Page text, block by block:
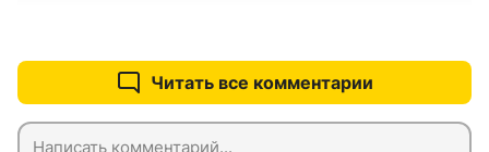
Читать все комментарии